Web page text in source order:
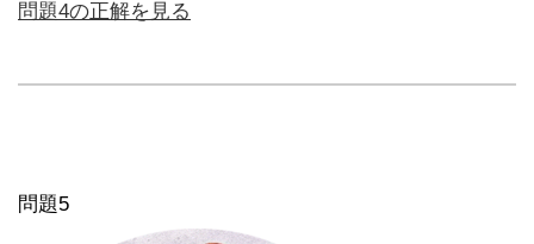
問題4の正解を見る
問題5